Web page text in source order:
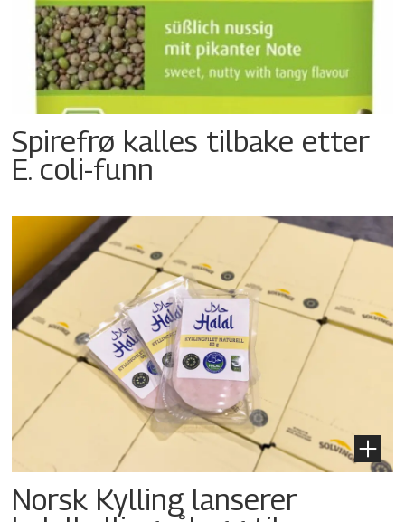
Spirefrø kalles tilbake etter
E. coli-funn
Norsk Kylling lanserer